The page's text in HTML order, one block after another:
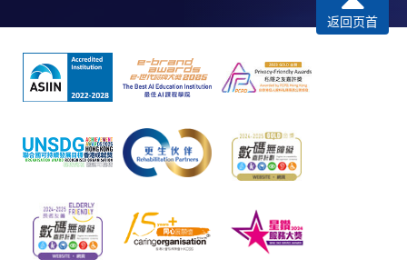
返回页首